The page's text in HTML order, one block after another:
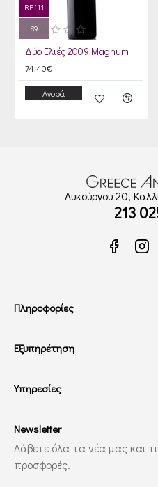
RP '11
89
Δύο Ελιές 2009 Magnum
74.40€
Αγορά
Λυκούργου 20,
213
Πληροφορίες
Εξυπηρέτηση
Υπηρεσίες
Newsletter
Λάβετε όλα τα νέα μας και
προσφορές.